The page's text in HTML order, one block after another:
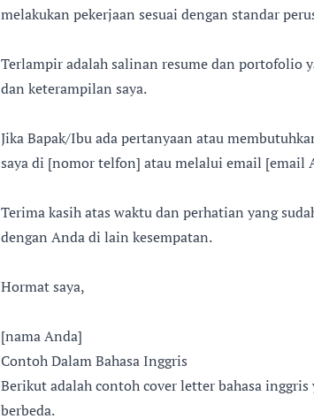
melakukan pekerjaan sesuai dengan standar
Terlampir adalah salinan resume dan portofolio
dan keterampilan saya.
Jika Bapak/Ibu ada pertanyaan atau
saya di [nomor telfon] atau melalui email [email
Terima kasih atas waktu dan perhatian yang
dengan Anda di lain kesempatan.
Hormat saya,
[nama Anda]
Contoh Dalam Bahasa Inggris
Berikut adalah contoh cover letter bahasa
berbeda.